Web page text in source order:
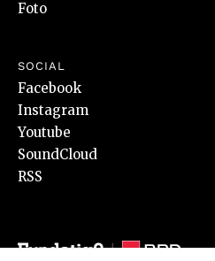
Foto
SOCIAL
Facebook
Instagram
Youtube
SoundCloud
RSS